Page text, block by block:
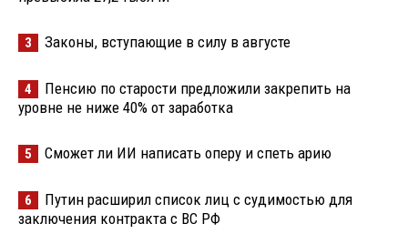
3 Законы, вступающие в силу в августе
4
Пенсию по старости предложили закрепить на
уровне не ниже 40% от заработка
5 Сможет ли ИИ написать оперу и спеть арию
6
Путин расширил список лиц с судимостью для
заключения контракта с ВС РФ